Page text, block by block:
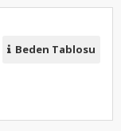
Beden Tablosu